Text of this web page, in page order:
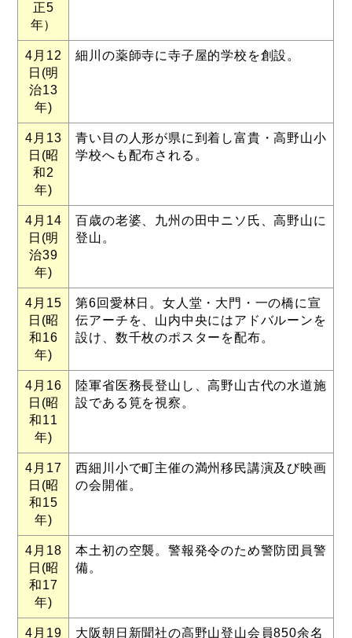
正5
年）
4月12
日(明
治13
年)
細川の薬師寺に寺子屋的学校を創設。
4月13
日(昭
和2
年)
青い目の人形が県に到着し富貴・高野山小
学校へも配布される。
4月14
日(明
治39
年)
百歳の老婆、九州の田中ニソ氏、高野山に
登山。
4月15
日(昭
和16
年)
第6回愛林日。女人堂・大門・一の橋に宣
伝アーチを、山内中央にはアドバルーンを
設け、数千枚のポスターを配布。
4月16
日(昭
和11
年)
陸軍省医務長登山し、高野山古代の水道施
設である筧を視察。
4月17
日(昭
和15
年)
西細川小で町主催の満州移民講演及び映画
の会開催。
4月18
日(昭
和17
年)
本土初の空襲。警報発令のため警防団員警
備。
4月19 大阪朝日新聞社の高野山登山会員850余名